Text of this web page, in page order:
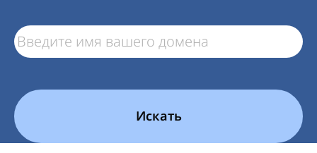
Искать